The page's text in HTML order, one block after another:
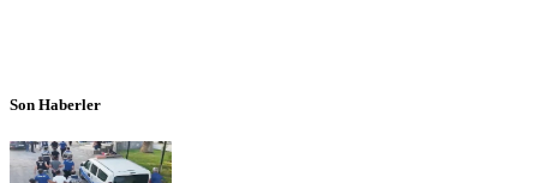
Son Haberler